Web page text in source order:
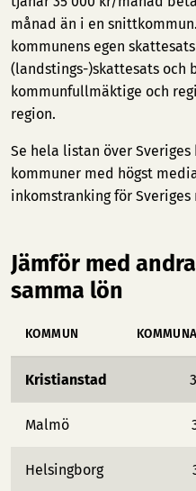
månad än i en
kommunens egen
(landstings-)skattesats och
kommunfullmäktige och
region.
Se hela listan över
kommuner med högst
inkomstranking för
Jämför med
samma lön
KOMMUN
Kristianstad
Malmö
Helsingborg